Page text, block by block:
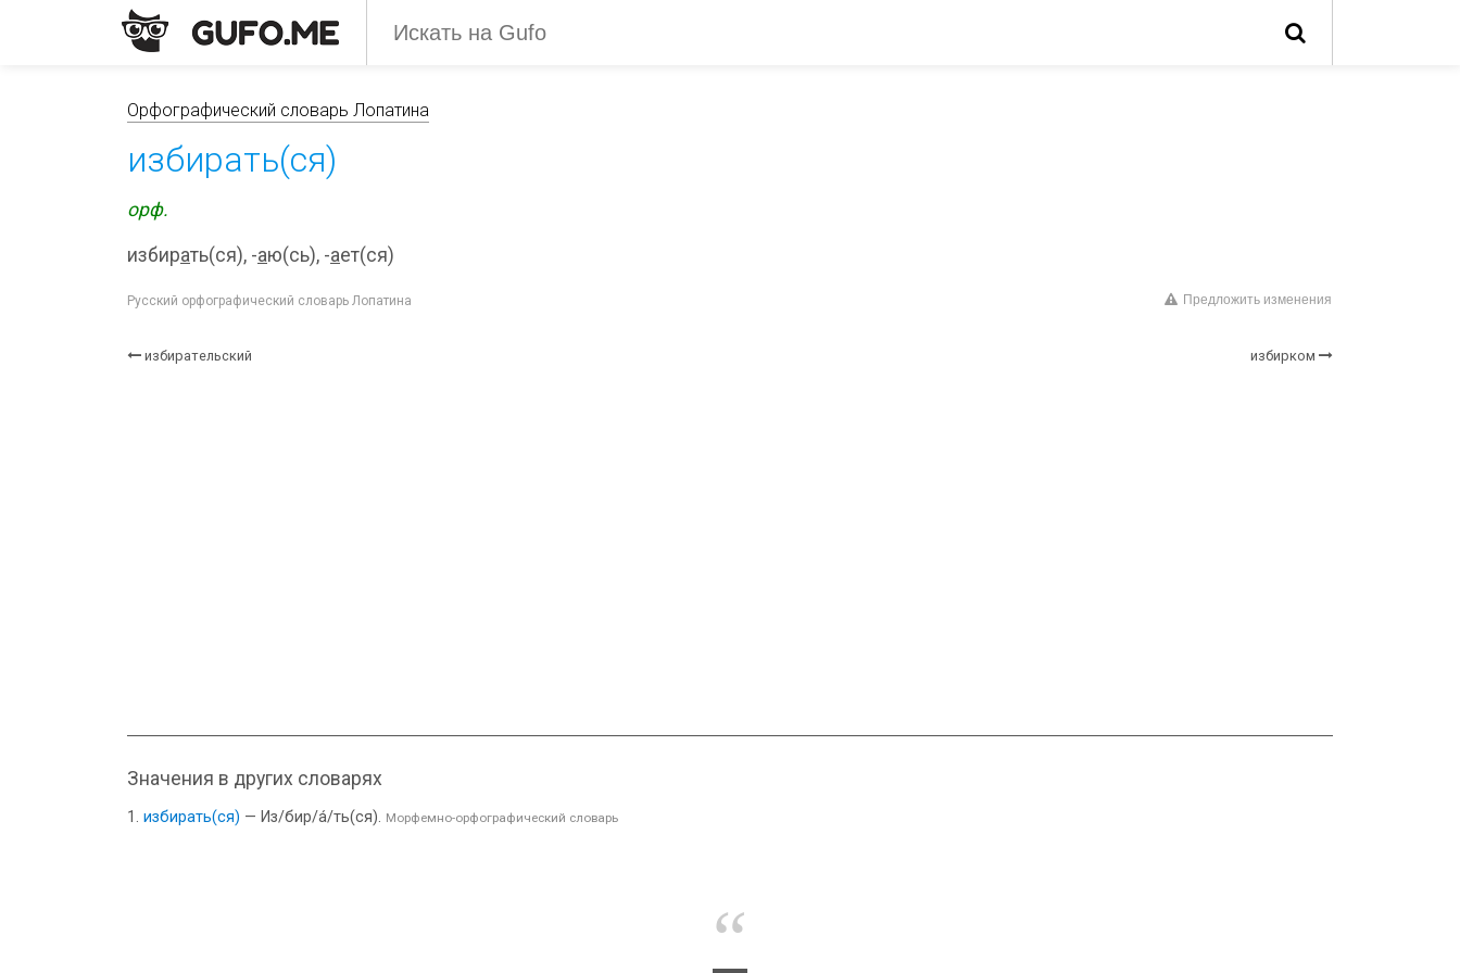
Орфографический словарь Лопатина
избирать(ся)
орф.
избирать(ся), -аю(сь), -ает(ся)
Русский орфографический словарь Лопатина Предложить изменения
избирательский избирком
Значения в других словарях
избирать(ся) — Из/бир/а́/ть(ся). Морфемно-орфографический словарь